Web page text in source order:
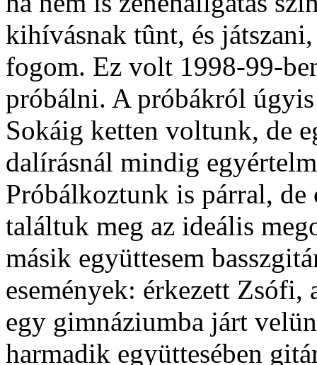
kihívásnak tûnt, és
fogom. Ez volt 1998-99-
próbálni. A próbákról
Sokáig ketten voltunk, de
dalírásnál mindig
Próbálkoztunk is párral, de
találtuk meg az ideális
másik együttesem
események: érkezett
egy gimnáziumba járt
harmadik együttesében